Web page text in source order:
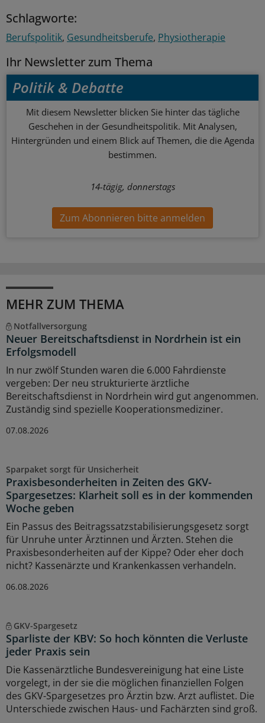
Schlagworte:
Berufspolitik Gesundheitsberufe Physiotherapie
Ihr Newsletter zum Thema
Politik & Debatte
Mit diesem Newsletter blicken Sie hinter das tägliche
Geschehen in der Gesundheitspolitik. Mit Analysen,
Hintergründen und einem Blick auf Themen, die die Agenda
bestimmen.
14-tägig, donnerstags
Zum Abonnieren bitte anmelden
MEHR ZUM THEMA
Notfallversorgung
Neuer Bereitschaftsdienst in Nordrhein ist ein
Erfolgsmodell
In nur zwölf Stunden waren die 6.000 Fahrdienste
vergeben: Der neu strukturierte ärztliche
Bereitschaftsdienst in Nordrhein wird gut angenommen.
Zuständig sind spezielle Kooperationsmediziner.
07.08.2026
Sparpaket sorgt für Unsicherheit
Praxisbesonderheiten in Zeiten des GKV-
Spargesetzes: Klarheit soll es in der kommenden
Woche geben
Ein Passus des Beitragssatzstabilisierungsgesetz sorgt
für Unruhe unter Ärztinnen und Ärzten. Stehen die
Praxisbesonderheiten auf der Kippe? Oder eher doch
nicht? Kassenärzte und Krankenkassen verhandeln.
06.08.2026
GKV-Spargesetz
Sparliste der KBV: So hoch könnten die Verluste
jeder Praxis sein
Die Kassenärztliche Bundesvereinigung hat eine Liste
vorgelegt, in der sie die möglichen finanziellen Folgen
des GKV-Spargesetzes pro Ärztin bzw. Arzt auflistet. Die
Unterschiede zwischen Haus- und Fachärzten sind groß.